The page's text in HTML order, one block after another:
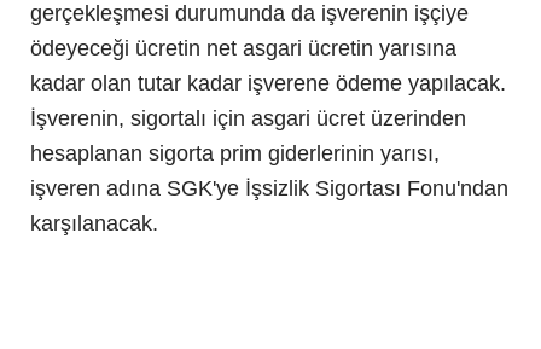
gerçekleşmesi durumunda da işverenin işçiye
ödeyeceği ücretin net asgari ücretin yarısına
kadar olan tutar kadar işverene ödeme yapılacak.
İşverenin, sigortalı için asgari ücret üzerinden
hesaplanan sigorta prim giderlerinin yarısı,
işveren adına SGK'ye İşsizlik Sigortası Fonu'ndan
karşılanacak.